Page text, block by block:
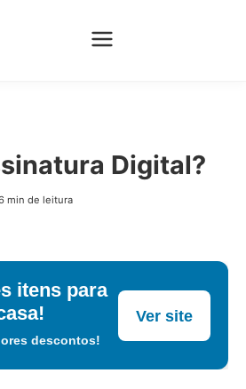
Digital?
min de leitura
itens para
descontos!
Ver site